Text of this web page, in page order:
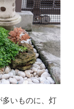
多いものに、灯